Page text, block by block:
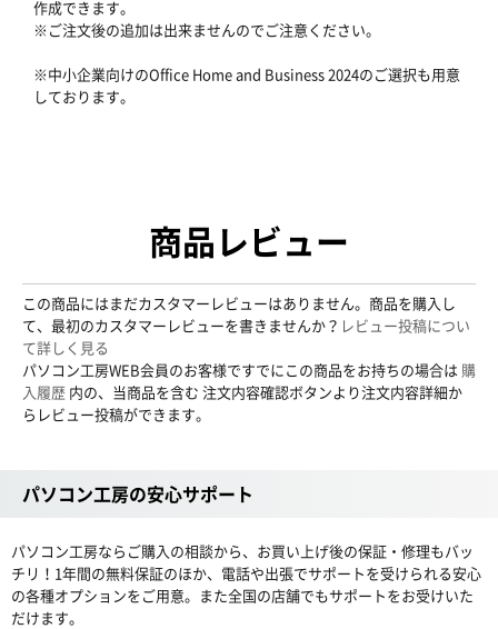
作成できます。
※ご注文後の追加は出来ませんのでご注意ください。
※中小企業向けのOffice Home and Business 2024のご選択も用意
しております。
商品レビュー
この商品にはまだカスタマーレビューはありません。商品を購入し
て、最初のカスタマーレビューを書きませんか？ レビュー投稿につい
て詳しく見る
パソコン工房WEB会員のお客様ですでにこの商品をお持ちの場合は 購
入履歴 内の、当商品を含む 注文内容確認ボタンより注文内容詳細か
らレビュー投稿ができます。
パソコン工房の安心サポート
パソコン工房ならご購入の相談から、お買い上げ後の保証・修理もバッ
チリ！1年間の無料保証のほか、電話や出張でサポートを受けられる安心
の各種オプションをご用意。また全国の店舗でもサポートをお受けいた
だけます。